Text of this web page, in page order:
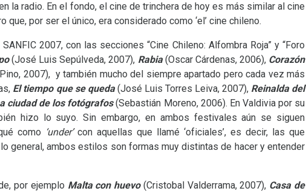
la radio. En el fondo, el cine de trinchera de hoy es más similar al cine
por ser el único, era considerado como ‘el’ cine chileno.
SANFIC2007, con las secciones “Cine Chileno: Alfombra Roja” y “Foro
(José Luis Sepúlveda, 2007), Rabia(Oscar Cárdenas, 2006), Corazón
2007), y también mucho del siempre apartado pero cada vez más
El tiempo que se queda(José Luis Torres Leiva, 2007), Reinalda del
ciudad de los fotógrafos(Sebastián Moreno, 2006). En Valdivia por su
hizo lo suyo. Sin embargo, en ambos festivales aún se siguen
como ‘under’con aquellas que llamé ‘oficiales’, es decir, las que
general, ambos estilos son formas muy distintas de hacer y entender
por ejemplo Malta con huevo (Cristobal Valderrama, 2007), Casa de